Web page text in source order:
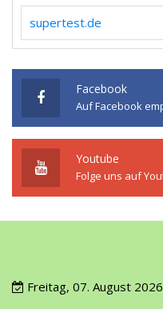
supertest.de
Facebook
Auf Facebook
Youtube
Folge uns auf
Freitag, 07. August 2026